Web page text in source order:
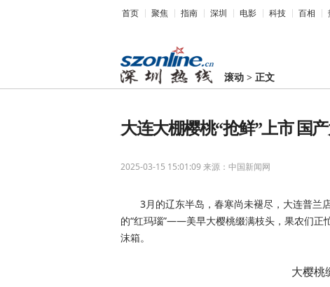
首页 聚焦 指南 深圳 电影 科技 百相
滚动 >正文
大连大棚樱桃“抢鲜”上市 国
2025-03-15 15:01:09 来源：中国新闻网
3月的辽东半岛，春寒尚未褪尽，大连普兰
的“红玛瑙”——美早大樱桃缀满枝头，果农们正
沫箱。
大樱桃